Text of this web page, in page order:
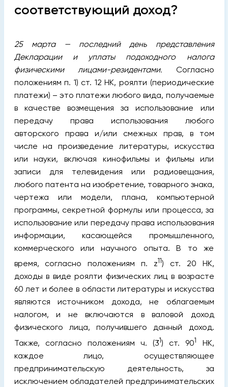
соответствующий доход?
25 марта — последний день представления
Декларации и уплаты подоходного налога
физическими лицами-резидентами. Согласно
положениям п. 1) ст. 12 НК, роялти (периодические
платежи) – это платежи любого вида, получаемые
в качестве возмещения за использование или
передачу права использования любого
авторского права и/или смежных прав, в том
числе на произведение литературы, искусства
или науки, включая кинофильмы и фильмы или
записи для телевидения или радиовещания,
любого патента на изобретение, товарного знака,
чертежа или модели, плана, компьютерной
программы, секретной формулы или процесса, за
использование или передачу права использования
информации, касающейся промышленного,
коммерческого или научного опыта. В то же
время, согласно положениям п. z11) ст. 20 НК,
доходы в виде роялти физических лиц в возрасте
60 лет и более в области литературы и искусства
являются источником дохода, не облагаемым
налогом, и не включаются в валовой доход
физического лица, получившего данный доход.
Также, согласно положениям ч. (31) ст. 901
НК,
каждое лицо, осуществляющее
предпринимательскую деятельность, за
исключением обладателей предпринимательских